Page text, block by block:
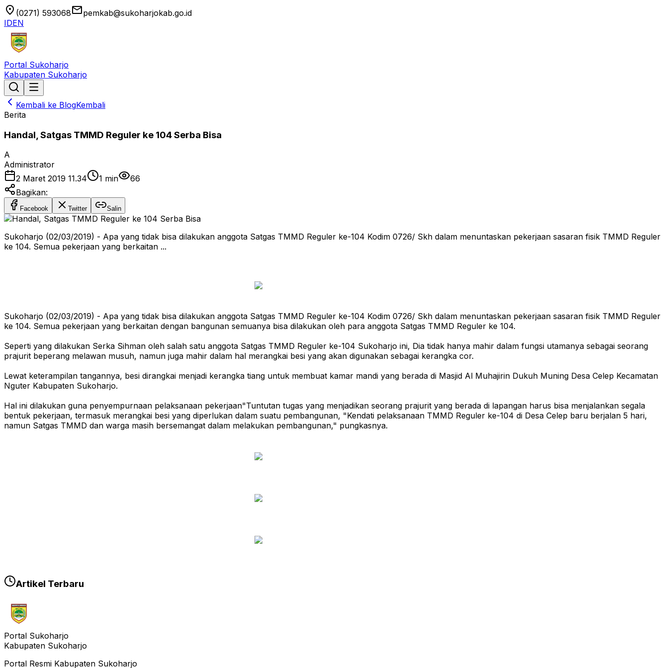
location_on (0271) 593068emailpemkab@sukoharjokab.go.id
IDEN
Portal Sukoharjo
Kabupaten Sukoharjo
Kembali ke BlogKembali
Berita
Handal, Satgas TMMD Reguler ke 104 Serba Bisa
A
Administrator
2 Maret 2019 11.34
1 min
66
Bagikan:
Facebook Twitter Salin
Sukoharjo (02/03/2019) - Apa yang tidak bisa dilakukan anggota Satgas TMMD Reguler ke-104 Kodim 0726/ Skh dalam menuntaskan pekerjaan sasaran fisik TMMD Reguler
ke 104. Semua pekerjaan yang berkaitan ...
Sukoharjo (02/03/2019) - Apa yang tidak bisa dilakukan anggota Satgas TMMD Reguler ke-104 Kodim 0726/ Skh dalam menuntaskan pekerjaan sasaran fisik TMMD Reguler
ke 104. Semua pekerjaan yang berkaitan dengan bangunan semuanya bisa dilakukan oleh para anggota Satgas TMMD Reguler ke 104.
Seperti yang dilakukan Serka Sihman oleh salah satu anggota Satgas TMMD Reguler ke-104 Sukoharjo ini, Dia tidak hanya mahir dalam fungsi utamanya sebagai seorang
prajurit beperang melawan musuh, namun juga mahir dalam hal merangkai besi yang akan digunakan sebagai kerangka cor.
Lewat keterampilan tangannya, besi dirangkai menjadi kerangka tiang untuk membuat kamar mandi yang berada di Masjid Al Muhajirin Dukuh Muning Desa Celep Kecamatan
Nguter Kabupaten Sukoharjo.
Hal ini dilakukan guna penyempurnaan pelaksanaan pekerjaan"Tuntutan tugas yang menjadikan seorang prajurit yang berada di lapangan harus bisa menjalankan segala
bentuk pekerjaan, termasuk merangkai besi yang diperlukan dalam suatu pembangunan, "Kendati pelaksanaan TMMD Reguler ke-104 di Desa Celep baru berjalan 5 hari,
namun Satgas TMMD dan warga masih bersemangat dalam melakukan pembangunan," pungkasnya.
Artikel Terbaru
Portal Sukoharjo
Kabupaten Sukoharjo
Portal Resmi Kabupaten Sukoharjo